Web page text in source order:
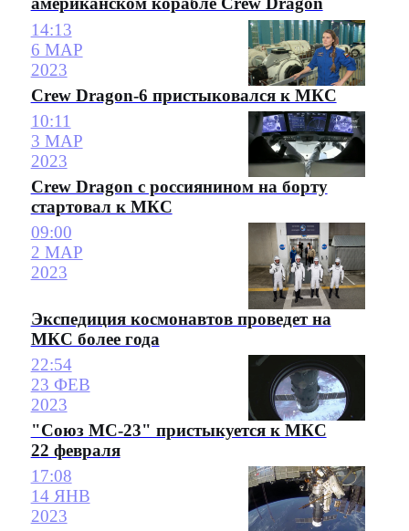
14:13
6 МАР
2023
Crew Dragon-6 пристыковался к МКС
10:11
3 МАР
2023
Crew Dragon с россиянином на борту
стартовал к МКС
09:00
2 МАР
2023
Экспедиция космонавтов проведет на
МКС более года
22:54
23 ФЕВ
2023
"Союз МС-23" пристыкуется к МКС
22 февраля
17:08
14 ЯНВ
2023